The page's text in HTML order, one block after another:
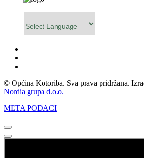
© Općina Kotoriba. Sva prava pridržana.
Nordia grupa d.o.o.
META PODACI